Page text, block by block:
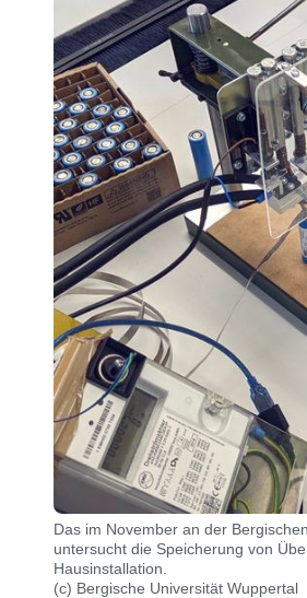
Das im November an der
untersucht die Speicherung von
Hausinstallation.
(c) Bergische Universität Wuppertal